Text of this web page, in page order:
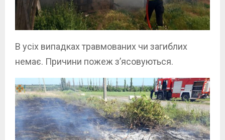
В усіх випадках травмованих чи загиблих
немає. Причини пожеж з’ясовуються.